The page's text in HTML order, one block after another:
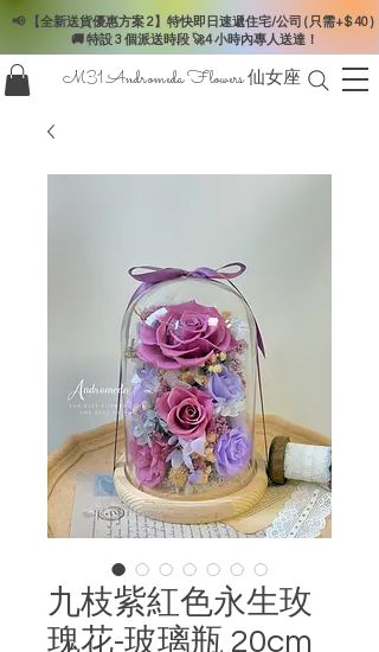
📢 【全新送貨優惠方案 2】特快即日速遞住宅/公司 ( 只需+$ 40 )
🚚 特設 3 個派送時段 🚀4 小時內專人送達！
M31 Andromeda Flowers 仙女座
九枝紫紅色永生玫
瑰花-玻璃瓶 20cm